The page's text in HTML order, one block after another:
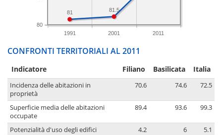
1991 2001 2011
80
81.5
81
CONFRONTI TERRITORIALI AL 2011
Indicatore Filiano Basilicata Italia
Incidenza delle abitazioni in
proprietà
70.6 74.6 72.5
Superficie media delle abitazioni
occupate
89.4 93.6 99.3
Potenzialità d'uso degli edifici 4.2 6
5.1